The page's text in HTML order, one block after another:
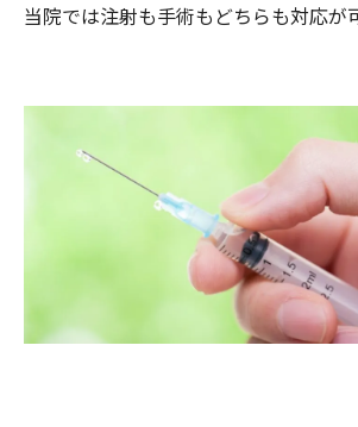
当院では注射も手術もどちらも対応が